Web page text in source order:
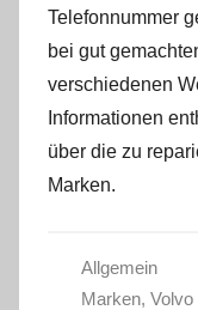
Telefonnummer
bei gut
verschiedenen
Informationen
über die zu
Marken.
Allgemein
Marken, Volvo